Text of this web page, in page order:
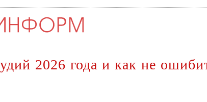
2026 года и как не